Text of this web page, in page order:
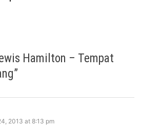
Hamilton – Tempat
”
2013 at 8:13 pm